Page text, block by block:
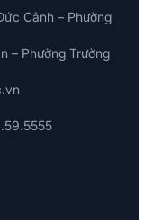
Cảnh – Phường
– Phường Trường